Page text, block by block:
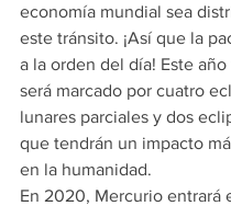
economía mundial sea
este tránsito. ¡Así que la
a la orden del día! Este
será marcado por cuatro
lunares parciales y dos
que tendrán un impacto
en la humanidad.
En 2020, Mercurio entrará